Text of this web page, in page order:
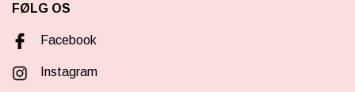
FØLG OS
Facebook
Instagram